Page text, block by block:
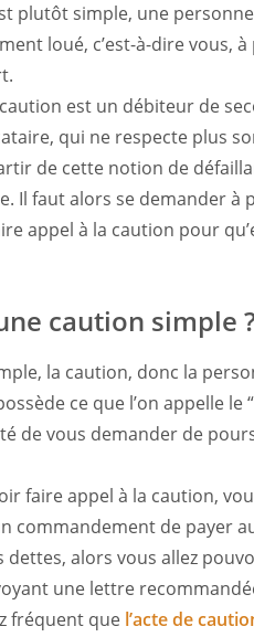
plutôt simple, une
loué, c’est-à-dire vous,
est un débiteur de
qui ne respecte plus
de cette notion de
Il faut alors se demander
appel à la caution pour
caution simple
la caution, donc la
ce que l’on appelle le
de vous demander de
faire appel à la caution,
commandement de payer
dettes, alors vous allez
une lettre
fréquent que l’acte de